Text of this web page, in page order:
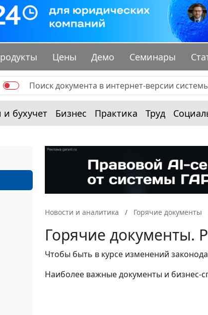
Цены Демо Семинары
и бухучет Бизнес Практика Труд
Новости и аналитика Горячие документы
Горячие документы.
Чтобы быть в курсе изменений
Наиболее важные документы и бизнес-